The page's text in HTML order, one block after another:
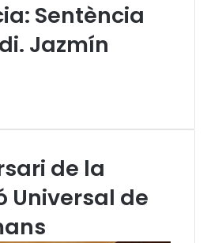
Sentència
Jazmín
de la
Universal de